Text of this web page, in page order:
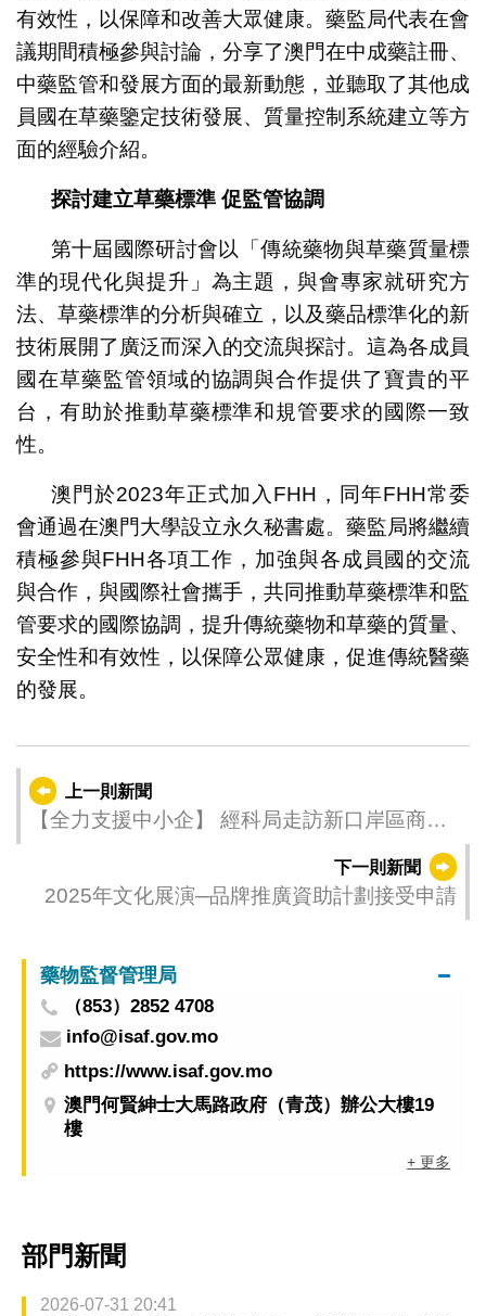
有效性，以保障和改善大眾健康。藥監局代表在會
議期間積極參與討論，分享了澳門在中成藥註冊、
中藥監管和發展方面的最新動態，並聽取了其他成
員國在草藥鑒定技術發展、質量控制系統建立等方
面的經驗介紹。
探討建立草藥標準 促監管協調
第十屆國際研討會以「傳統藥物與草藥質量標
準的現代化與提升」為主題，與會專家就研究方
法、草藥標準的分析與確立，以及藥品標準化的新
技術展開了廣泛而深入的交流與探討。這為各成員
國在草藥監管領域的協調與合作提供了寶貴的平
台，有助於推動草藥標準和規管要求的國際一致
性。
澳門於2023年正式加入FHH，同年FHH常委
會通過在澳門大學設立永久秘書處。藥監局將繼續
積極參與FHH各項工作，加強與各成員國的交流
與合作，與國際社會攜手，共同推動草藥標準和監
管要求的國際協調，提升傳統藥物和草藥的質量、
安全性和有效性，以保障公眾健康，促進傳統醫藥
的發展。
上一則新聞
【全力支援中小企】 經科局走訪新口岸區商
下一則新聞
2025年文化展演─品牌推廣資助計劃接受申請
藥物監督管理局
（853）2852 4708
info@isaf.gov.mo
https://www.isaf.gov.mo
澳門何賢紳士大馬路政府（青茂）辦公大樓19
樓
+ 更多
部門新聞
2026-07-31 20:41